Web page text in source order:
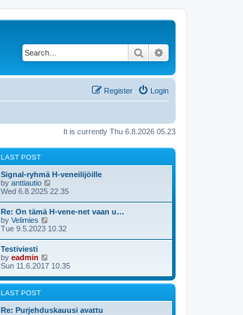
Search
Login
Register
It is currently Thu 6.8.2026 05.23
LAST POST
Signal-ryhmä H-veneilijöille
by anttiautio
i
w
t
h
e
l
e
s
t
o
s
Wed 6.8.2025 22.35
Re: On tämä H-vene-net vaan u…
by Velimies
i
h
e
l
a
e
s
Tue 9.5.2023 10.32
Testiviesti
by eadmin
i
w
e
Sun 11.6.2017 10.35
LAST POST
Re: Purjehduskauusi avattu